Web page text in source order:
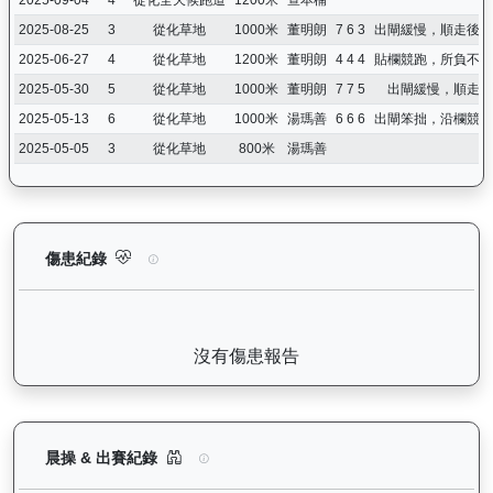
2025-08-25
3 從化草地 1000米 董明朗 7 6 3
出閘緩慢，順走後
2025-06-27
4 從化草地 1200米 董明朗 4 4 4
貼欄競跑，所負不
2025-05-30
5 從化草地 1000米 董明朗 7 7 5
出閘緩慢，順走
2025-05-13
6 從化草地 1000米 湯瑪善 6 6 6
出閘笨拙，沿欄競
2025-05-05
3 從化草地 800米 湯瑪善
傷患紀錄 有情有義（K416）— 傷患紀錄：查看馬匹完整
沒有傷患報告
晨操 & 出賽紀錄 有情有義（K416）— 晨操及出賽紀錄圖